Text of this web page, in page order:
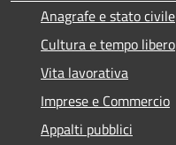
Anagrafe e stato civile
Cultura e tempo libero
Vita lavorativa
Imprese e Commercio
Appalti pubblici